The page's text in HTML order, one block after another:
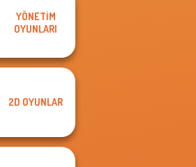
YÖNETIM
OYUNLARI
2D OYUNLAR